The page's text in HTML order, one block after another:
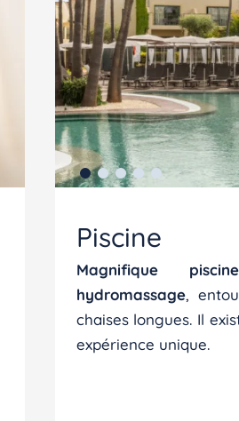
Piscine
Magnifique
hydromassage,
chaises longues. Il
expérience unique.